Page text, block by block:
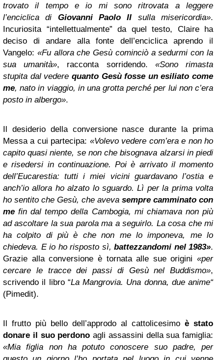
trovato il tempo e io mi sono ritrovata a leggere
l’enciclica di Giovanni Paolo II sulla misericordia».
Incuriosita “intellettualmente” da quel testo, Claire ha
deciso di andare alla fonte dell’enciclica aprendo il
Vangelo: «Fu allora che Gesù cominciò a sedurmi con la
sua umanità», racconta sorridendo. «Sono rimasta
stupita dal vedere quanto Gesù fosse un esiliato come
me, nato in viaggio, in una grotta perché per lui non c’era
posto in albergo».
Il desiderio della conversione nasce durante la prima
Messa a cui partecipa: «Volevo vedere com’era e non ho
capito quasi niente, se non che bisognava alzarsi in piedi
e risedersi in continuazione. Poi è arrivato il momento
dell’Eucarestia: tutti i miei vicini guardavano l’ostia e
anch’io allora ho alzato lo sguardo. Lì per la prima volta
ho sentito che Gesù, che aveva sempre camminato con
me fin dal tempo della Cambogia, mi chiamava non più
ad ascoltare la sua parola ma a seguirlo. La cosa che mi
ha colpito di più è che non me lo imponeva, me lo
chiedeva. E io ho risposto sì, battezzandomi nel 1983».
Grazie alla conversione è tornata alle sue origini «per
cercare le tracce dei passi di Gesù nel Buddismo»,
scrivendo il libro “La Mangrovia. Una donna, due anime“
(Pimedit).
Il frutto più bello dell’approdo al cattolicesimo è stato
donare il suo perdono agli assassini della sua famiglia:
«Mia figlia non ha potuto conoscere suo padre, per